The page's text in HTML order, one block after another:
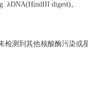
λDNA(HindIII digest)。
检测到其他核酸酶污染